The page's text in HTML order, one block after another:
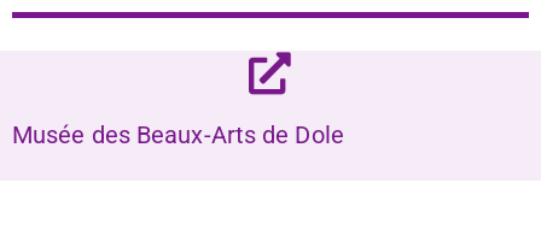
Musée des Beaux-Arts de Dole